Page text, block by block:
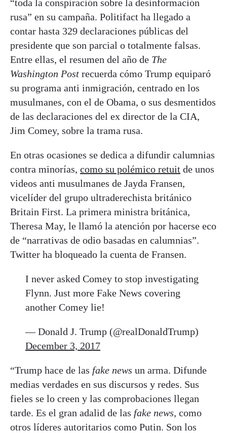
“toda la conspiración sobre la desinformación
rusa” en su campaña. Politifact ha llegado a
contar hasta 329 declaraciones públicas del
presidente que son parcial o totalmente falsas.
Entre ellas, el resumen del año de The
Washington Post recuerda cómo Trump equiparó
su programa anti inmigración, centrado en los
musulmanes, con el de Obama, o sus desmentidos
de las declaraciones del ex director de la CIA,
Jim Comey, sobre la trama rusa.
En otras ocasiones se dedica a difundir calumnias
contra minorías, como su polémico retuit de unos
videos anti musulmanes de Jayda Fransen,
vicelíder del grupo ultraderechista británico
Britain First. La primera ministra británica,
Theresa May, le llamó la atención por hacerse eco
de “narrativas de odio basadas en calumnias”.
Twitter ha bloqueado la cuenta de Fransen.
I never asked Comey to stop investigating
Flynn. Just more Fake News covering
another Comey lie!
— Donald J. Trump (@realDonaldTrump)
December 3, 2017
“Trump hace de las fake news un arma. Difunde
medias verdades en sus discursos y redes. Sus
fieles se lo creen y las comprobaciones llegan
tarde. Es el gran adalid de las fake news, como
otros líderes autoritarios como Putin. Son los